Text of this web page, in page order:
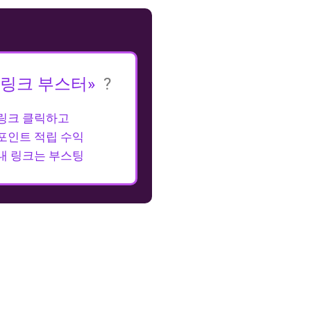
크 부스터» ?
크 클릭하고
인트 적립 수익
링크는 부스팅